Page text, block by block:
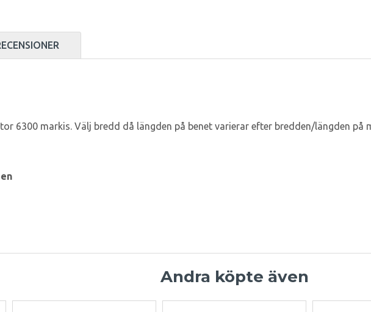
6300 markis. Välj bredd då längden på benet varierar efter bredden/längden på
Andra köpte även